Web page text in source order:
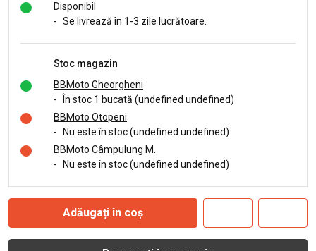
Disponibil
- Se livrează în 1-3 zile lucrătoare.
Stoc magazin
BBMoto Gheorgheni
-
În stoc 1 bucată (undefined undefined)
BBMoto Otopeni
-
Nu este în stoc (undefined undefined)
BBMoto Câmpulung M.
-
Nu este în stoc (undefined undefined)
Adăugați în coș